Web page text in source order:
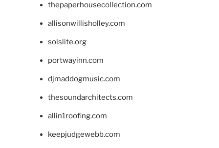
thepaperhousecollection.com
allisonwillisholley.com
solslite.org
portwayinn.com
djmaddogmusic.com
thesoundarchitects.com
allin1roofing.com
keepjudgewebb.com